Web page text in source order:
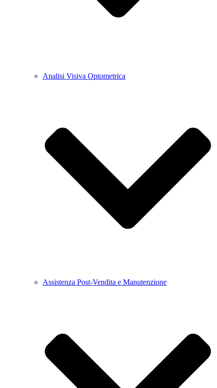
Analisi Visiva Optometrica
Assistenza Post-Vendita e Manutenzione